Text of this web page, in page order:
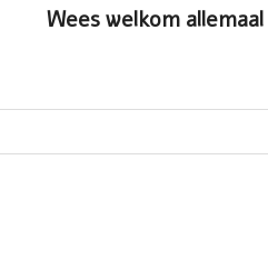
Wees welkom allemaal